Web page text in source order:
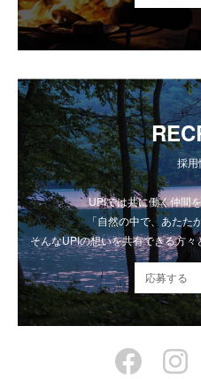
採用
UPIでは共に働く仲間
「自然の中で、あたた
そんなUPIの想いを共有できる方
応募する